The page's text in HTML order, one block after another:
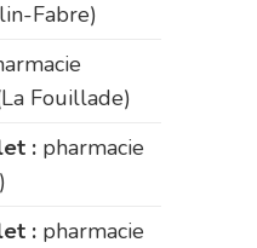
Fabre)
Fouillade)
: pharmacie
: pharmacie